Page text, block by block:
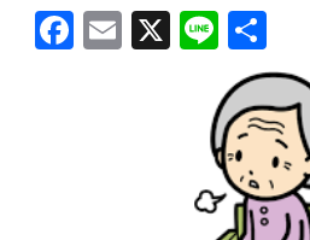
Facebook
Email
X Line
有